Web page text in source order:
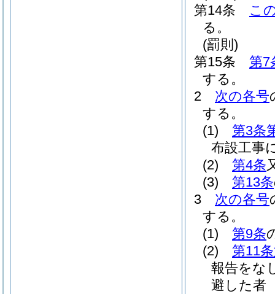
第14条
こ
る。
(罰則)
第15条
第7
する。
2
次の各号
する。
(1)
第3条
布設工事
(2)
第4条
(3)
第13条
3
次の各号
する。
(1)
第9条
(2)
第11
報告をな
避した者